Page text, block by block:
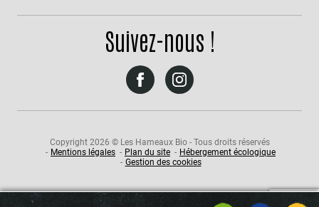
Suivez-nous !
nous
Facebook
nous
Instagram
Copyright 2026 © Les Hameaux Bio - Tous droits réservés
Mentions légales
Plan du site
Hébergement écologique
Gestion des cookies